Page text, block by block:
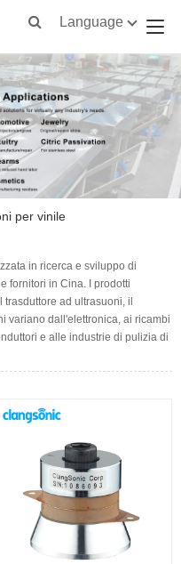
Language
per vinile
in ricerca e sviluppo di
fornitori in Cina. I prodotti
ad ultrasuoni, il
variano dall'elettronica, ai ricambi
e alle industrie di pulizia di